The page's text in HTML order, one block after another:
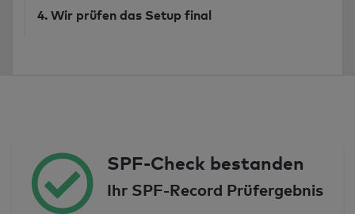
4. Wir prüfen das Setup final
SPF-Check bestanden
Ihr SPF-Record Prüfergebnis